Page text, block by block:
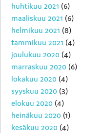
huhtikuu 2021 (6)
maaliskuu 2021 (6)
helmikuu 2021 (8)
tammikuu 2021 (4)
joulukuu 2020 (4)
marraskuu 2020 (6)
lokakuu 2020 (4)
syyskuu 2020 (3)
elokuu 2020 (4)
heinäkuu 2020 (1)
kesäkuu 2020 (4)